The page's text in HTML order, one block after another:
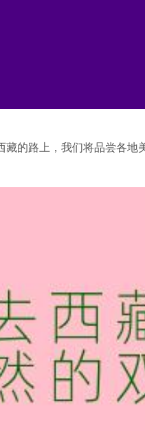
的路上，我们将品尝各